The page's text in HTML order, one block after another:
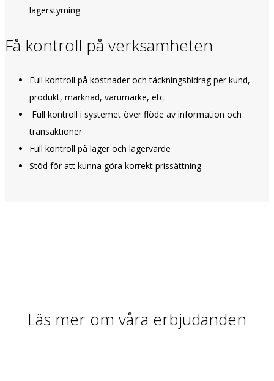
lagerstyrning
Få kontroll på verksamheten
Full kontroll på kostnader och täckningsbidrag per kund,
produkt, marknad, varumärke, etc.
Full kontroll i systemet över flöde av information och
transaktioner
Full kontroll på lager och lagervärde
Stöd för att kunna göra korrekt prissättning
Läs mer om våra erbjudanden